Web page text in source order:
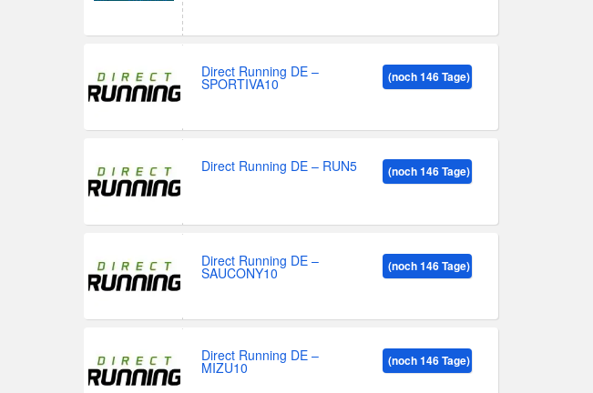
Direct Running DE –
SPORTIVA10 (noch 146 Tage)
Direct Running DE – RUN5 (noch 146 Tage)
Direct Running DE –
SAUCONY10 (noch 146 Tage)
Direct Running DE –
MIZU10 (noch 146 Tage)